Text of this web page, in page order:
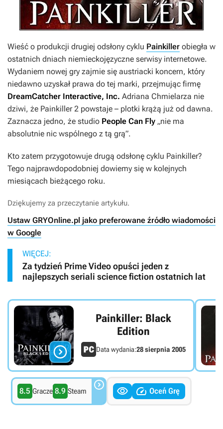
Wieść o produkcji drugiej odsłony cyklu Painkiller obiegła w
ostatnich dniach niemieckojęzyczne serwisy internetowe.
Wydaniem nowej gry zajmie się austriacki koncern, który
niedawno uzyskał prawa do tej marki, przejmując firmę
DreamCatcher Interactive, Inc. Adriana Chmielarza nie
dziwi, że Painkiller 2 powstaje – plotki krążą już od dawna.
Zaznacza jedno, że studio People Can Fly „nie ma
absolutnie nic wspólnego z tą grą”.
Kto zatem przygotowuje drugą odsłonę cyklu Painkiller?
Tego najprawdopodobniej dowiemy się w kolejnych
miesiącach bieżącego roku.
Dziękujemy za przeczytanie artykułu.
Ustaw GRYOnline.pl jako preferowane źródło wiadomości
w Google
WIĘCEJ:
Za tydzień Prime Video opuści jeden z
najlepszych seriali science fiction ostatnich lat

Painkiller: Black
Edition
Data wydania:28 sierpnia 2005
8.5 Gracze 8.9 Steam    Oceń Grę